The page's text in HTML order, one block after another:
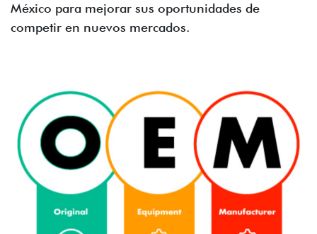
México para mejorar sus oportunidades de
competir en nuevos mercados.